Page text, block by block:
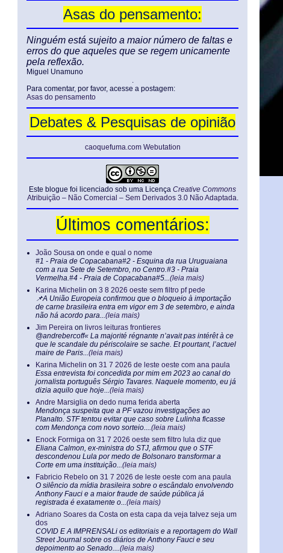
Asas do pensamento:
Ninguém está sujeito a maior número de faltas e
erros do que aqueles que se regem unicamente
pela reflexão.
Miguel Unamuno
.
Para comentar, por favor, acesse a postagem:
Asas do pensamento
Debates & Pesquisas de opinião
caoquefuma.com Webutation
Este blogue foi licenciado sob uma Licença Creative Commons
Atribuição – Não Comercial – Sem Derivados 3.0 Não Adaptada.
Últimos comentários:
João Sousa on onde e qual o nome
#1 - Praia de Copacabana#2 - Esquina da rua Uruguaiana
com a rua Sete de Setembro, no Centro.#3 - Praia
Vermelha.#4 - Praia de Copacabana#5...(leia mais)
Karina Michelin on 3 8 2026 oeste sem filtro pf pede
📌A União Europeia confirmou que o bloqueio à importação
de carne brasileira entra em vigor em 3 de setembro, e ainda
não há acordo para...(leia mais)
Jim Pereira on livros leituras frontieres
@andrebercoff« La majorité régnante n’avait pas intérêt à ce
que le scandale du périscolaire se sache. Et pourtant, l’actuel
maire de Paris...(leia mais)
Karina Michelin on 31 7 2026 de leste oeste com ana paula
Essa entrevista foi concedida por mim em 2023 ao canal do
jornalista português Sérgio Tavares. Naquele momento, eu já
dizia aquilo que hoje...(leia mais)
Andre Marsiglia on dedo numa ferida aberta
Mendonça suspeita que a PF vazou investigações ao
Planalto. STF tentou evitar que caso sobre Lulinha ficasse
com Mendonça com novo sorteio....(leia mais)
Enock Formiga on 31 7 2026 oeste sem filtro lula diz que
Eliana Calmon, ex-ministra do STJ, afirmou que o STF
descondenou Lula por medo de Bolsonaro transformar a
Corte em uma instituição...(leia mais)
Fabricio Rebelo on 31 7 2026 de leste oeste com ana paula
O silêncio da mídia brasileira sobre o escândalo envolvendo
Anthony Fauci e a maior fraude de saúde pública já
registrada é exatamente o...(leia mais)
Adriano Soares da Costa on esta capa da veja talvez seja um
dos
COVID E A IMPRENSALi os editoriais e a reportagem do Wall
Street Journal sobre os diários de Anthony Fauci e seu
depoimento ao Senado....(leia mais)